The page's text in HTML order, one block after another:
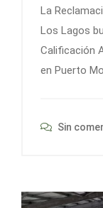
La
Los Lagos
Calificación
en Puerto
Sin